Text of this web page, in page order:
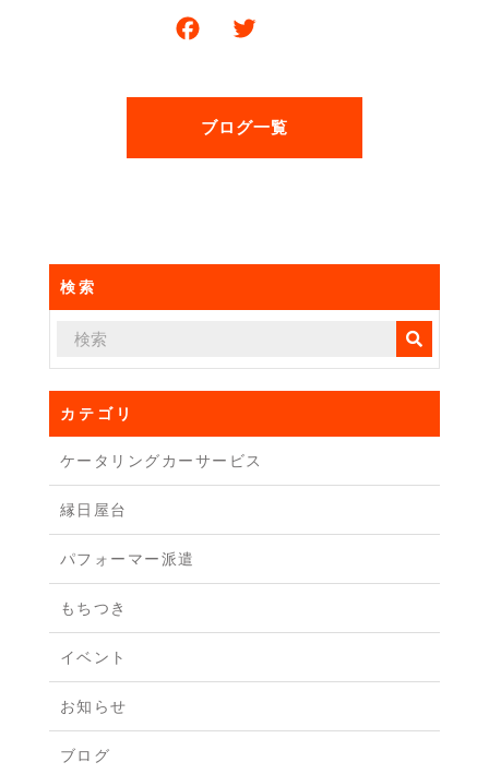
F
c
e
b
k
itt
er
ブログ一覧
検索
カテゴリ
ケータリングカーサービス
縁日屋台
パフォーマー派遣
もちつき
イベント
お知らせ
ブログ